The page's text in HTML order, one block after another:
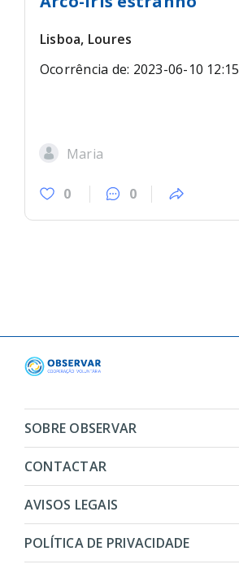
Lisboa, Loures
Ocorrência de: 2023-06-10 12:15
Maria
0 0
SOBRE OBSERVAR
CONTACTAR
AVISOS LEGAIS
POLÍTICA DE PRIVACIDADE